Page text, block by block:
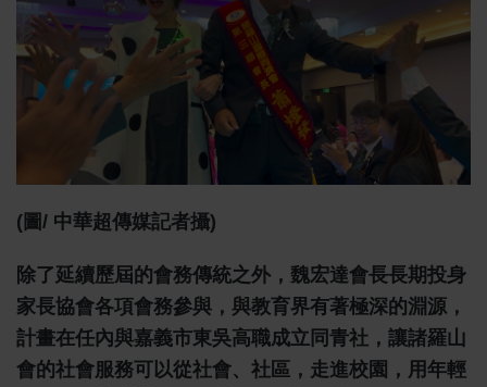
(圖/ 中華超傳媒記者攝)
除了延續歷屆的會務傳統之外，魏宏達會長長期投身
家長協會各項會務參與，與教育界有著極深的淵源，
計畫在任內與嘉義市東吳高職成立同青社，讓諸羅山
會的社會服務可以從社會、社區，走進校園，用年輕